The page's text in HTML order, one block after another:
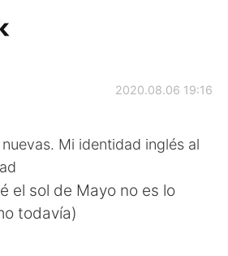
งภาษา
2020.08.06 19:16
Mi identidad inglés al
el sol de Mayo no es lo
todavía)